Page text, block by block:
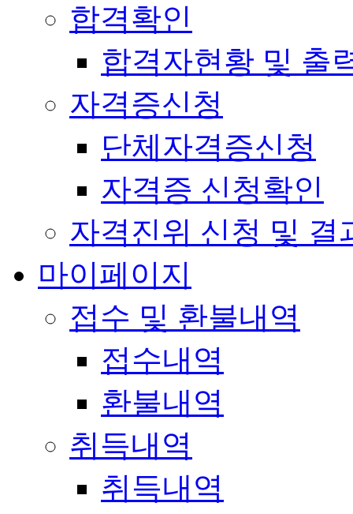
합격확인
합격자현황 및 출
자격증신청
단체자격증신청
자격증 신청확인
자격진위 신청 및 결
마이페이지
접수 및 환불내역
접수내역
환불내역
취득내역
취득내역